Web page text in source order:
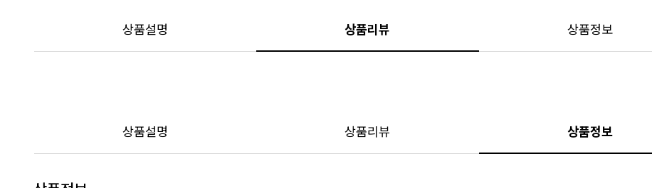
상품설명 상품리뷰 상품정보
상품설명 상품리뷰 상품정보